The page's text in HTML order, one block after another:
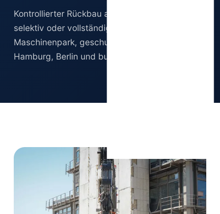
Kontrollierter Rückbau aller Gebäudetypen –
selektiv oder vollständig. Mit modernem
Maschinenpark, geschultem Personal. In
Hamburg, Berlin und bundesweit.